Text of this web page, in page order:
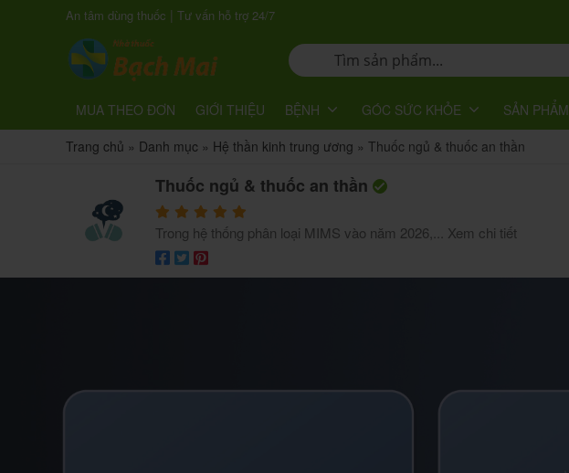
An tâm dùng thuốc | Tư vấn hỗ trợ 24/7
MUA THEO ĐƠN GIỚI THIỆU BỆNH GÓC SỨC KHỎE
SẢN PHẨM
Trang chủ » Danh mục » Hệ thần kinh trung ương » Thuốc ngủ & thuốc an thần
Thuốc ngủ & thuốc an thần
Trong hệ thống phân loại MIMS vào năm 2026,... Xem chi tiết